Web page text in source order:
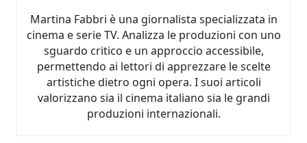
Martina Fabbri è una giornalista specializzata in
cinema e serie TV. Analizza le produzioni con uno
sguardo critico e un approccio accessibile,
permettendo ai lettori di apprezzare le scelte
artistiche dietro ogni opera. I suoi articoli
valorizzano sia il cinema italiano sia le grandi
produzioni internazionali.